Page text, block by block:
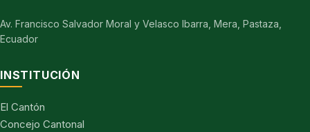
Av. Francisco Salvador Moral y Velasco Ibarra, Mera, Pastaza,
Ecuador
INSTITUCIÓN
El Cantón
Concejo Cantonal